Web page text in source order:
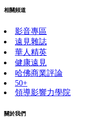
相關頻道
影音專區
遠見雜誌
華人精英
健康遠見
哈佛商業評論
50+
領導影響力學院
關於我們